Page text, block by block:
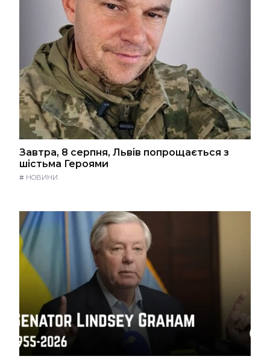
Завтра, 8 серпня, Львів попрощається з
шістьма Героями
# НОВИНИ